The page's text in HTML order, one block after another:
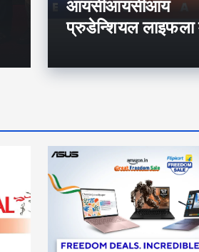
आयसीआयसीआय
प्रुडेन्शियल